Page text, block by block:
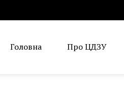
Головна Про ЦДЗУ